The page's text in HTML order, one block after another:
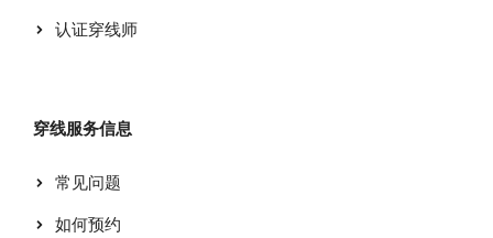
认证穿线师
穿线服务信息
常见问题
如何预约